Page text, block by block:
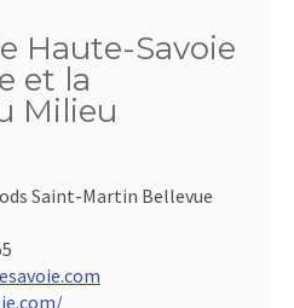
Haute-Savoie
et la
Milieu
Saint-Martin Bellevue